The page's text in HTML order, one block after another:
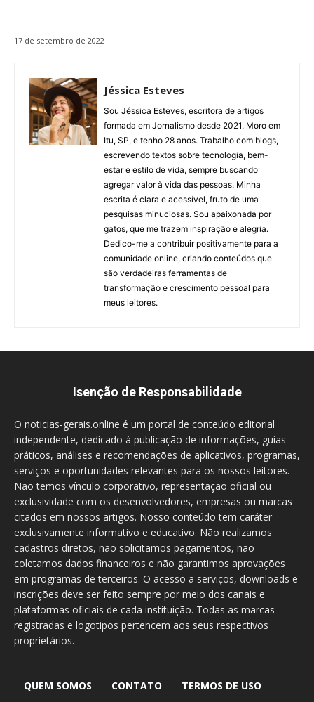
17 de setembro de 2022
Jéssica Esteves
Sou Jéssica Esteves, escritora de artigos
formada em Jornalismo desde 2021. Moro em
Itu, SP, e tenho 28 anos. Trabalho com blogs,
escrevendo textos sobre tecnologia, bem-
estar e estilo de vida, sempre buscando
agregar valor à vida das pessoas. Minha
escrita é clara e acessível, fruto de uma
pesquisas minuciosas. Sou apaixonada por
gatos, que me trazem inspiração e alegria.
Dedico-me a contribuir positivamente para a
comunidade online, criando conteúdos que
são verdadeiras ferramentas de
transformação e crescimento pessoal para
meus leitores.
Isenção de Responsabilidade
O noticias-gerais.online é um portal de conteúdo editorial
independente, dedicado à publicação de informações, guias
práticos, análises e recomendações de aplicativos, programas,
serviços e oportunidades relevantes para os nossos leitores.
Não temos vínculo corporativo, representação oficial ou
exclusividade com os desenvolvedores, empresas ou marcas
citados em nossos artigos. Nosso conteúdo tem caráter
exclusivamente informativo e educativo. Não realizamos
cadastros diretos, não solicitamos pagamentos, não
coletamos dados financeiros e não garantimos aprovações
em programas de terceiros. O acesso a serviços, downloads e
inscrições deve ser feito sempre por meio dos canais e
plataformas oficiais de cada instituição. Todas as marcas
registradas e logotipos pertencem aos seus respectivos
proprietários.
QUEM SOMOS CONTATO TERMOS DE USO